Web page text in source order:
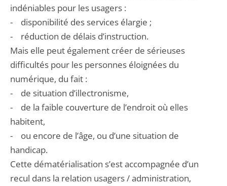
indéniables pour les usagers :
- disponibilité des services élargie ;
- réduction de délais d’instruction.
Mais elle peut également créer de sérieuses
difficultés pour les personnes éloignées du
numérique, du fait :
- de situation d’illectronisme,
- de la faible couverture de l’endroit où elles
habitent,
- ou encore de l’âge, ou d’une situation de
handicap.
Cette dématérialisation s’est accompagnée d’un
recul dans la relation usagers / administration,